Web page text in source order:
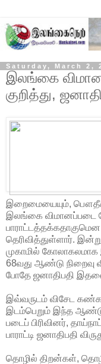
Saturday, March 2,
இலங்கை
குறித்து,
இறைமையையும், பௌதீக
இலங்கை விமானப்படை
பாராட்டத்தக்கதாகுமென
தெரிவித்துள்ளார்.
முகாமில்
68வது ஆண்டு நிறைவு
போதே ஜனாதிபதி
இவ்வருடம் விசேட
இடம்பெறும் இந்த
படைப் பிரிவினர்,
பாராட்டி ஜனாதிபதி
தொழில் திறன்கள்,